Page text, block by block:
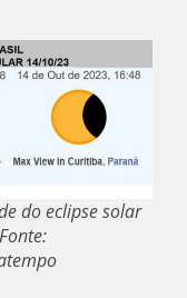
do eclipse solar